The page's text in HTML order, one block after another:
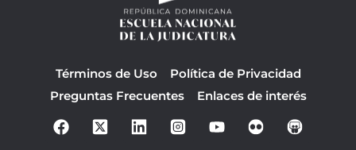
Términos de Uso
Política de Privacidad
Preguntas Frecuentes
Enlaces de interés
F
a
o